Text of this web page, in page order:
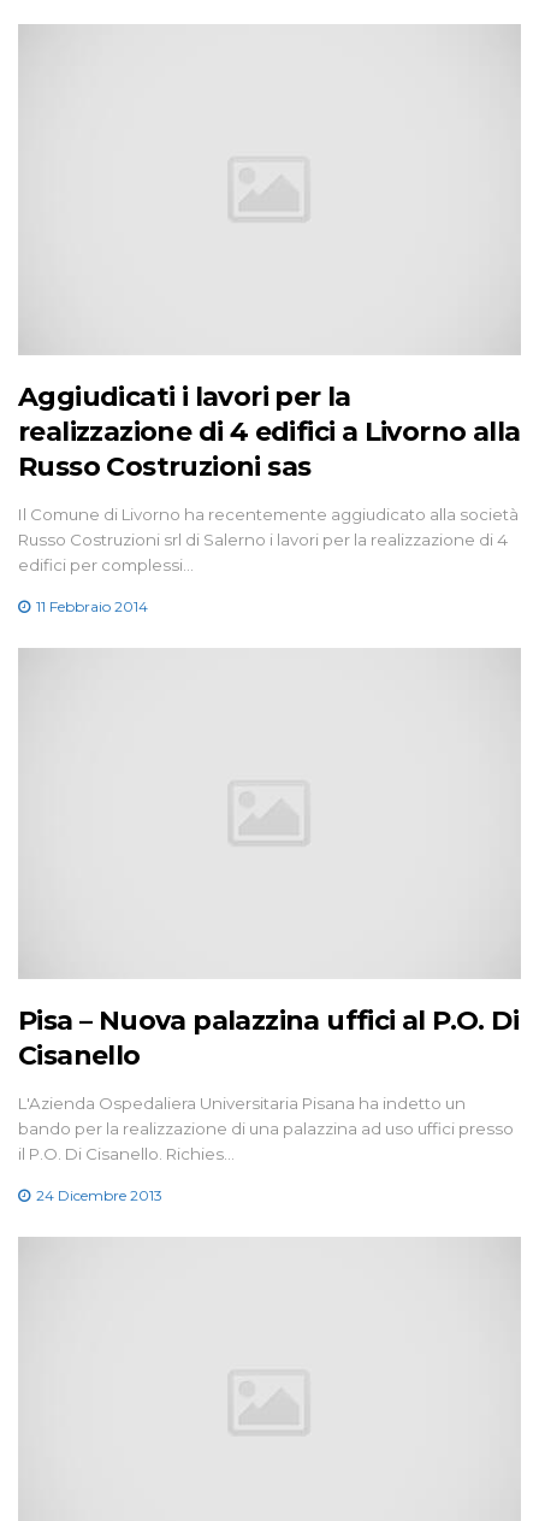
Aggiudicati i lavori per la
realizzazione di 4 edifici a Livorno alla
Russo Costruzioni sas
Il Comune di Livorno ha recentemente aggiudicato alla società
Russo Costruzioni srl di Salerno i lavori per la realizzazione di 4
edifici per complessi…
11 Febbraio 2014
Pisa – Nuova palazzina uffici al P.O. Di
Cisanello
L'Azienda Ospedaliera Universitaria Pisana ha indetto un
bando per la realizzazione di una palazzina ad uso uffici presso
il P.O. Di Cisanello. Richies…
24 Dicembre 2013